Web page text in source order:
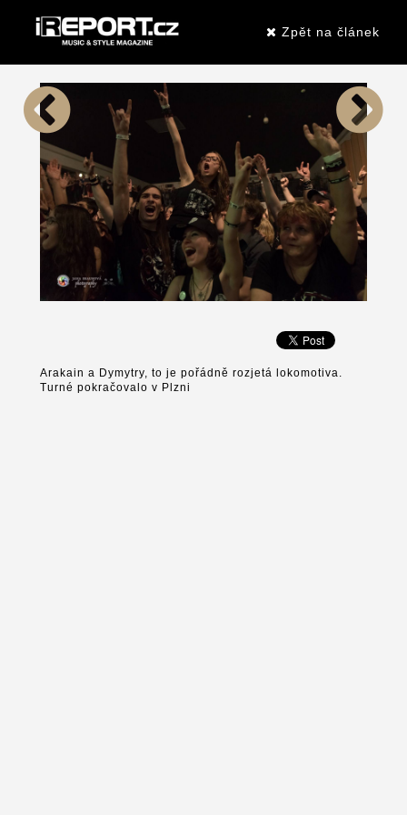
Zpět na článek
Arakain a Dymytry, to je pořádně rozjetá lokomotiva.
Turné pokračovalo v Plzni